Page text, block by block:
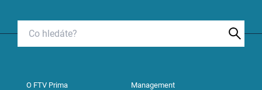
O FTV Prima Management